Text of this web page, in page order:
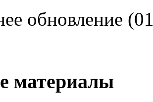
обновление
материалы